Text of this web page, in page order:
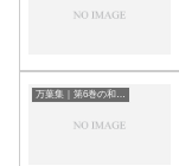
万葉集｜第6巻の和歌一覧